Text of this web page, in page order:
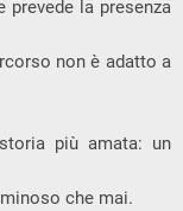
la presenza
non è adatto a
più amata: un
che mai.